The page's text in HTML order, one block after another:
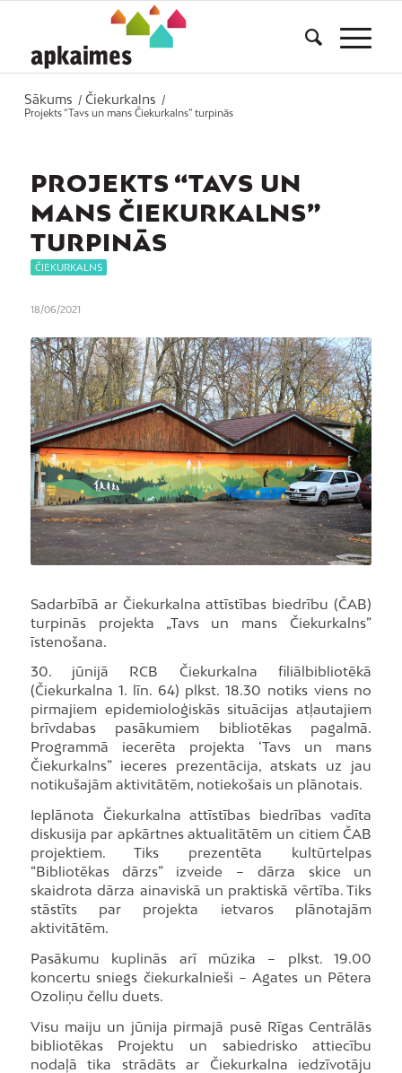
Sākums / Čiekurkalns
/
Projekts “Tavs un mans Čiekurkalns” turpinās
PROJEKTS “TAVS UN
MANS ČIEKURKALNS”
TURPINĀS
ČIEKURKALNS
18/06/2021
Sadarbībā ar Čiekurkalna attīstības biedrību (ČAB)
turpinās projekta „Tavs un mans Čiekurkalns”
īstenošana.
30. jūnijā RCB Čiekurkalna filiālbibliotēkā
(Čiekurkalna 1. līn. 64) plkst. 18.30 notiks viens no
pirmajiem epidemioloģiskās situācijas atļautajiem
brīvdabas pasākumiem bibliotēkas pagalmā.
Programmā iecerēta projekta ‘Tavs un mans
Čiekurkalns” ieceres prezentācija, atskats uz jau
notikušajām aktivitātēm, notiekošais un plānotais.
Ieplānota Čiekurkalna attīstības biedrības vadīta
diskusija par apkārtnes aktualitātēm un citiem ČAB
projektiem. Tiks prezentēta kultūrtelpas
“Bibliotēkas dārzs” izveide – dārza skice un
skaidrota dārza ainaviskā un praktiskā vērtība. Tiks
stāstīts par projekta ietvaros plānotajām
aktivitātēm.
Pasākumu kuplinās arī mūzika – plkst. 19.00
koncertu sniegs čiekurkalnieši – Agates un Pētera
Ozoliņu čellu duets.
Visu maiju un jūnija pirmajā pusē Rīgas Centrālās
bibliotēkas Projektu un sabiedrisko attiecību
nodaļā tika strādāts ar Čiekurkalna iedzīvotāju